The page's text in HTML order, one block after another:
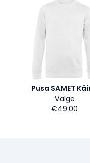
Pusa SAMET
Valge
€49.00